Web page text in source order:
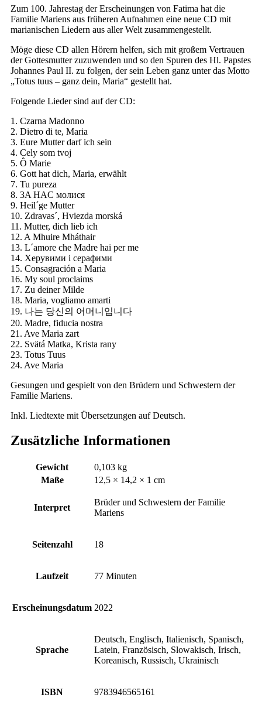
Zum 100. Jahrestag der Erscheinungen von Fatima hat die
Familie Mariens aus früheren Aufnahmen eine neue CD mit
marianischen Liedern aus aller Welt zusammengestellt.
Möge diese CD allen Hörern helfen, sich mit großem Vertrauen
der Gottesmutter zuzuwenden und so den Spuren des Hl. Papstes
Johannes Paul II. zu folgen, der sein Leben ganz unter das Motto
„Totus tuus – ganz dein, Maria“ gestellt hat.
Folgende Lieder sind auf der CD:
1. Czarna Madonno
2. Dietro di te, Maria
3. Eure Mutter darf ich sein
4. Cely som tvoj
5. Ô Marie
6. Gott hat dich, Maria, erwählt
7. Tu pureza
8. 3A HAC молися
9. Heil´ge Mutter
10. Zdravas´, Hviezda morská
11. Mutter, dich lieb ich
12. A Mhuire Mháthair
13. L´amore che Madre hai per me
14. Херувими і серафими
15. Consagración a Maria
16. My soul proclaims
17. Zu deiner Milde
18. Maria, vogliamo amarti
19. 나는 당신의 어머니입니다
20. Madre, fiducia nostra
21. Ave Maria zart
22. Svätá Matka, Krista rany
23. Totus Tuus
24. Ave Maria
Gesungen und gespielt von den Brüdern und Schwestern der
Familie Mariens.
Inkl. Liedtexte mit Übersetzungen auf Deutsch.
Zusätzliche Informationen
Gewicht
0,103 kg
Maße
12,5 × 14,2 × 1 cm
Interpret
Brüder und Schwestern der Familie
Mariens
Seitenzahl 18
Laufzeit 77 Minuten
Erscheinungsdatum 2022
Sprache
Deutsch, Englisch, Italienisch, Spanisch,
Latein, Französisch, Slowakisch, Irisch,
Koreanisch, Russisch, Ukrainisch
ISBN 9783946565161